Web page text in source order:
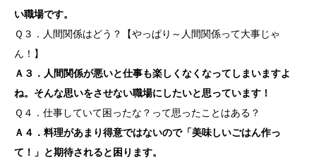
い職場です。
Ｑ３．人間関係はどう？【やっぱり～人間関係って大事じゃ
ん！】
Ａ３．人間関係が悪いと仕事も楽しくなくなってしまいますよ
ね。そんな思いをさせない職場にしたいと思っています！
Ｑ４．仕事していて困ったな？って思ったことはある？
Ａ４．料理があまり得意ではないので「美味しいごはん作っ
て！」と期待されると困ります。